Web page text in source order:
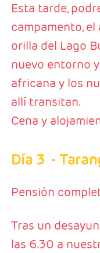
Esta tarde,
campamento,
orilla del Lago
nuevo entorno
africana y los
allí transitan.
Cena y
Día 3 -
Pensión
Tras un
las 6.30 a